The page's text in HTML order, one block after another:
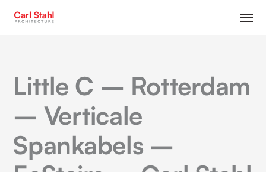
Little C – Rotterdam
– Verticale
Spankabels –